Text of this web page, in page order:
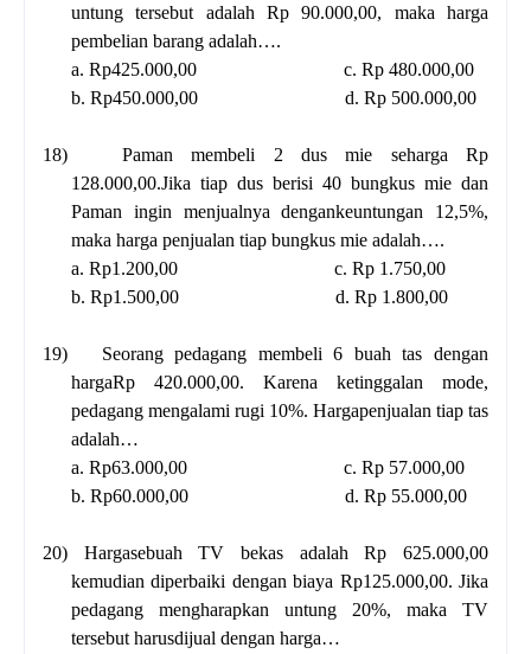
untung tersebut adalah Rp 90.000,00, maka harga
pembelian barang adalah….
a. Rp425.000,00
c. Rp 480.000,00
b. Rp450.000,00
d. Rp 500.000,00
18)
Paman membeli 2 dus mie seharga Rp
128.000,00.Jika tiap dus berisi 40 bungkus mie dan
Paman ingin menjualnya dengankeuntungan 12,5%,
maka harga penjualan tiap bungkus mie adalah….
a. Rp1.200,00
c. Rp 1.750,00
b. Rp1.500,00
d. Rp 1.800,00
19)
Seorang pedagang membeli 6 buah tas dengan
hargaRp 420.000,00. Karena ketinggalan mode,
pedagang mengalami rugi 10%. Hargapenjualan tiap tas
adalah…
a. Rp63.000,00
c. Rp 57.000,00
b. Rp60.000,00
d. Rp 55.000,00
20)
Hargasebuah TV bekas adalah Rp 625.000,00
kemudian diperbaiki dengan biaya Rp125.000,00. Jika
pedagang mengharapkan untung 20%, maka TV
tersebut harusdijual dengan harga…